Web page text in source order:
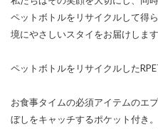
ペットボトルをリサイクルして得
境にやさしいスタイをお届けします
ペットボトルをリサイクルした
お食事タイムの必須アイテムのエ
ぼしをキャッチするポケット付き。